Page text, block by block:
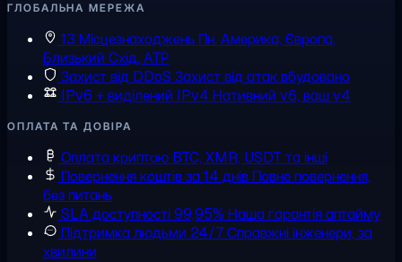
ГЛОБАЛЬНА МЕРЕЖА
13 Місцезнаходжень Пн. Америка, Європа,
Близький Схід, АТР
Захист від DDoS Захист від атак вбудовано
IPv6 + виділений IPv4 Нативний v6, ваш v4
ОПЛАТА ТА ДОВІРА
Оплата криптою BTC, XMR, USDT та інші
Повернення коштів за 14 днів Повне повернення,
без питань
SLA доступності 99,95% Наша гарантія аптайму
Підтримка людьми 24/7Справжні інженери, за
хвилини